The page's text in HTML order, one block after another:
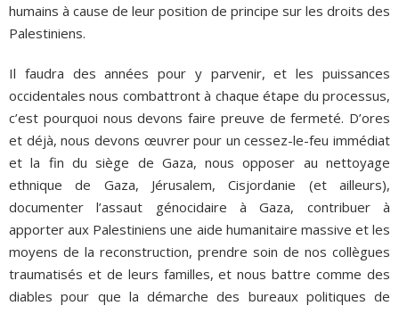
humains à cause de leur position de principe sur les droits des
Palestiniens.
Il faudra des années pour y parvenir, et les puissances
occidentales nous combattront à chaque étape du processus,
c’est pourquoi nous devons faire preuve de fermeté. D’ores
et déjà, nous devons œuvrer pour un cessez-le-feu immédiat
et la fin du siège de Gaza, nous opposer au nettoyage
ethnique de Gaza, Jérusalem, Cisjordanie (et ailleurs),
documenter l’assaut génocidaire à Gaza, contribuer à
apporter aux Palestiniens une aide humanitaire massive et les
moyens de la reconstruction, prendre soin de nos collègues
traumatisés et de leurs familles, et nous battre comme des
diables pour que la démarche des bureaux politiques de